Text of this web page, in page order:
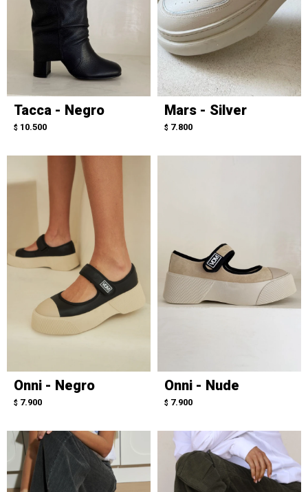
Tacca - Negro
$ 10.500
Mars - Silver
$ 7.800
Onni - Negro
$ 7.900
Onni - Nude
$ 7.900